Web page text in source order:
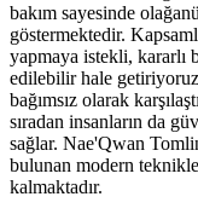
bakım sayesinde
göstermektedir.
yapmaya istekli, kararlı
edilebilir hale
bağımsız olarak
sıradan insanların da
sağlar. Nae'Qwan
bulunan modern
kalmaktadır.